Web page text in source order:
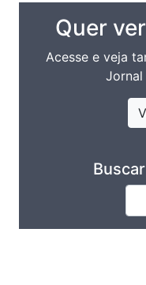
Quer
Acesse e veja
Jornal